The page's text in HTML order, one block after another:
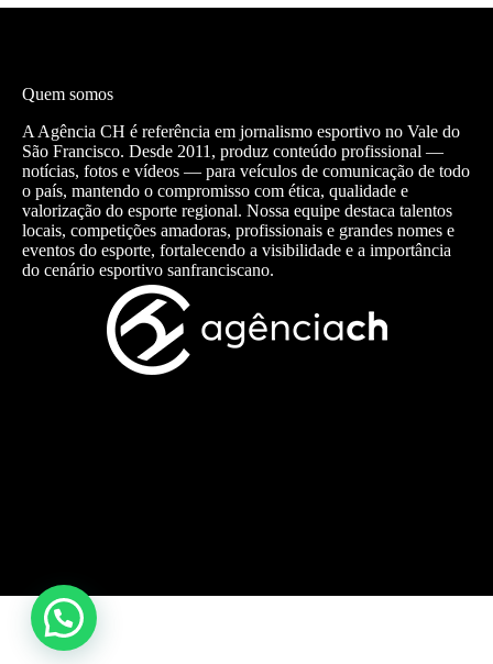
Quem somos
A Agência CH é referência em jornalismo esportivo no Vale do
São Francisco. Desde 2011, produz conteúdo profissional —
notícias, fotos e vídeos — para veículos de comunicação de todo
o país, mantendo o compromisso com ética, qualidade e
valorização do esporte regional. Nossa equipe destaca talentos
locais, competições amadoras, profissionais e grandes nomes e
eventos do esporte, fortalecendo a visibilidade e a importância
do cenário esportivo sanfranciscano.